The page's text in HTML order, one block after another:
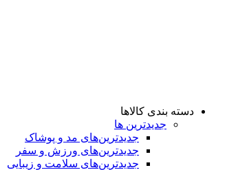
دسته بندی کالاها
جدیدترین ها
جدید‌ترین‌های مد و پوشاک
جدید‌ترین‌های ورزش و سفر
جدید‌ترین‌های سلامت و زیبایی